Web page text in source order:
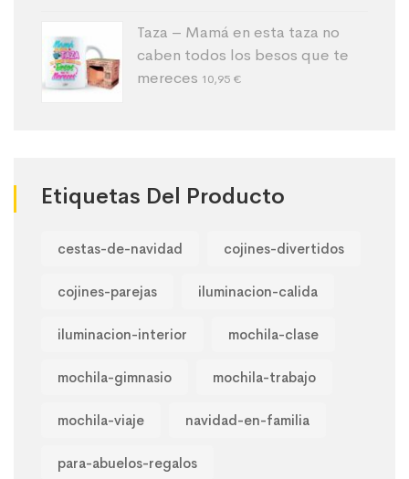
Taza – Mamá en esta taza no
caben todos los besos que te
mereces 10,95 €
Etiquetas Del Producto
cestas-de-navidad cojines-divertidos
cojines-parejas iluminacion-calida
iluminacion-interior mochila-clase
mochila-gimnasio mochila-trabajo
mochila-viaje navidad-en-familia
para-abuelos-regalos